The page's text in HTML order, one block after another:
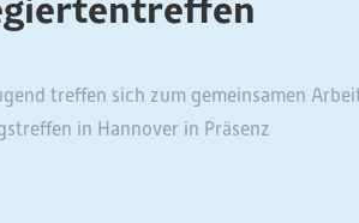
treffen sich zum gemeinsamen
in Hannover in Präsenz